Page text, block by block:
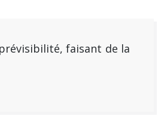
faisant de la